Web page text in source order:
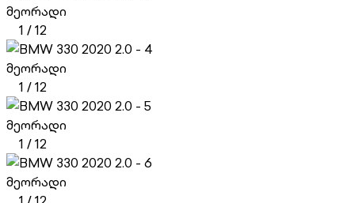
მეორადი
1 /12
მეორადი
1 /12
მეორადი
1 /12
მეორადი